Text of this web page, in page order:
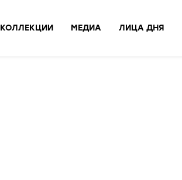
КОЛЛЕКЦИИ МЕДИА ЛИЦА ДНЯ